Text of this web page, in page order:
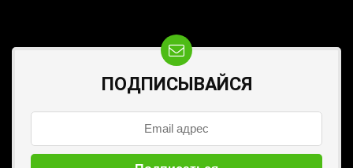
ПОДПИСЫВАЙСЯ